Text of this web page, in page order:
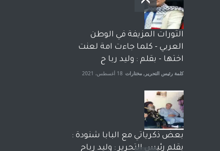
وترافع فيها بنفسه مرة اخرى..
الشيخ طارق يوسف يقهر
الحكومة الأمريكية ، فأعطوه
الجنسية عن يد وهم صاغرون،
آراء حرة مختارات 7 أبريل، 2023
الثورات المزيفة في الوطن
العربي - كلما جاءت امة لعنت
اختها - بقلم : وليد ربا ح
كلمة رئيس التحرير , مختارات 18 أغسطس، 2021
بعض ذكرياتي مع البابا شنودة :
بقلم رئيس التحرير : وليد رباح